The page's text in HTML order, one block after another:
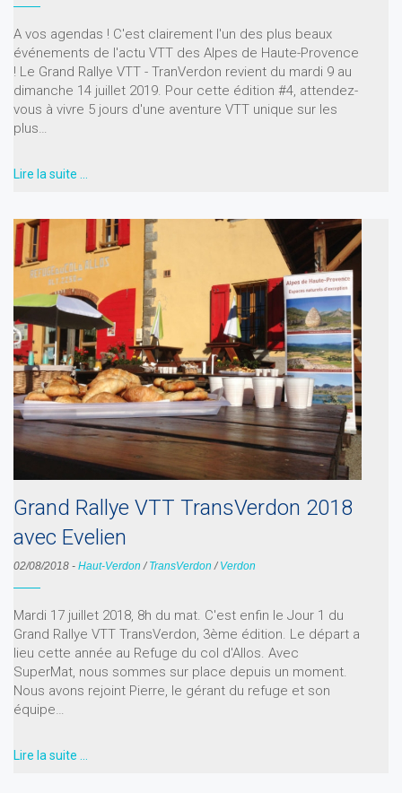
A vos agendas ! C'est clairement l'un des plus beaux
événements de l'actu VTT des Alpes de Haute-Provence
! Le Grand Rallye VTT - TranVerdon revient du mardi 9 au
dimanche 14 juillet 2019. Pour cette édition #4, attendez-
vous à vivre 5 jours d'une aventure VTT unique sur les
plus…
Lire la suite …
Grand Rallye VTT TransVerdon 2018
avec Evelien
02/08/2018 - Haut-Verdon / TransVerdon / Verdon
Mardi 17 juillet 2018, 8h du mat. C'est enfin le Jour 1 du
Grand Rallye VTT TransVerdon, 3ème édition. Le départ a
lieu cette année au Refuge du col d'Allos. Avec
SuperMat, nous sommes sur place depuis un moment.
Nous avons rejoint Pierre, le gérant du refuge et son
équipe…
Lire la suite …